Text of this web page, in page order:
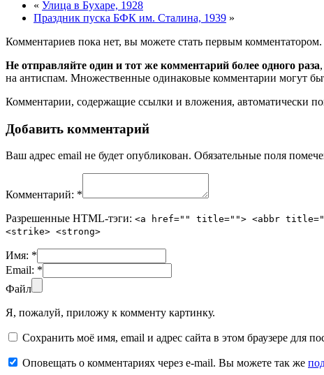
« Улица в Бухаре, 1928
Праздник пуска БФК им. Сталина, 1939 »
Комментариев пока нет, вы можете стать первым комментатором.
Не отправляйте один и тот же комментарий более одного раза
на антиспам. Множественные одинаковые комментарии могут
Комментарии, содержащие ссылки и вложения, автоматически
Добавить комментарий
Ваш адрес email не будет опубликован. Обязательные поля
Комментарий: *
Разрешенные HTML-тэги: <a href="" title=""> <abbr
<strike> <strong>
Имя: *
Email: *
Файл
Я, пожалуй, приложу к комменту картинку.
Сохранить моё имя, email и адрес сайта в этом браузере для
Оповещать о комментариях через e-mail. Вы можете так же